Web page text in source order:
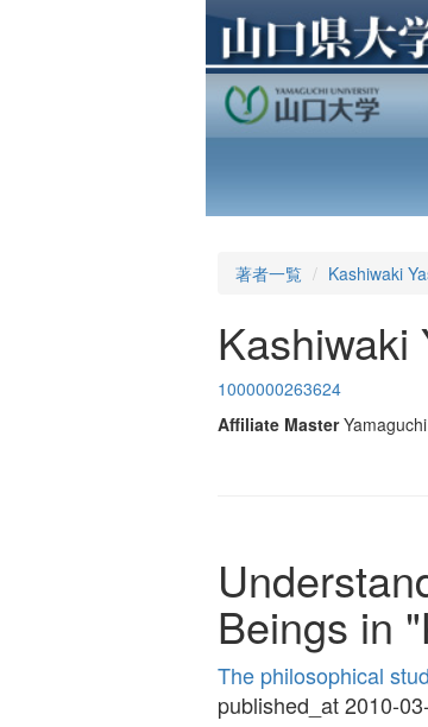
著者一覧 Kashiwaki
Kashiwaki
1000000263624
Affiliate Master
Beings in
The philosophical
published_at 2010-